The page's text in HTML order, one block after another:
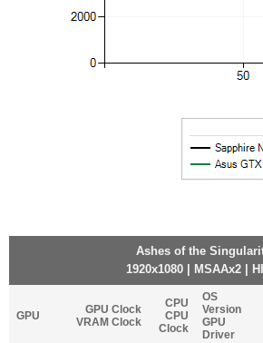
Ashes of the
1920x1080 | MSAAx2 |
GPU
GPU Clock
VRAM Clock
CPU
CPU
Clock
OS
Version
GPU
Driver